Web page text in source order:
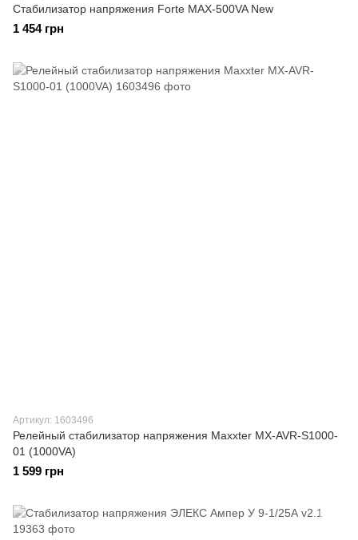
Стабилизатор напряжения Forte MAX-500VA New
1 454 грн
Артикул: 1603496
Релейный стабилизатор напряжения Maxxter MX-AVR-S1000-
01 (1000VA)
1 599 грн